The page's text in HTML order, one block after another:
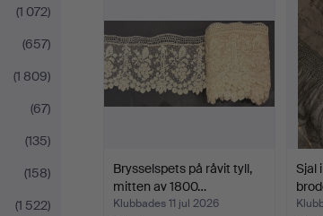
(1 072)
(657)
(1 809)
(67)
(135)
(158)
(1 522)
Brysselspets på råvit tyll,
mitten av 1800…
Klubbades 11 jul 2026
Sjal